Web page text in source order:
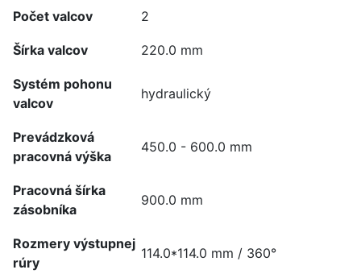
Počet valcov 2
Šírka valcov 220.0 mm
Systém pohonu
valcov
hydraulický
Prevádzková
pracovná výška
450.0 - 600.0 mm
Pracovná šírka
zásobníka
900.0 mm
Rozmery výstupnej
rúry
114.0*114.0 mm / 360°